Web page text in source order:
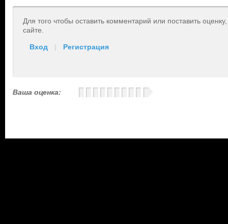
Для того чтобы оставить комментарий или поставить
сайте.
Вход | Регистрация
Ваша оценка: